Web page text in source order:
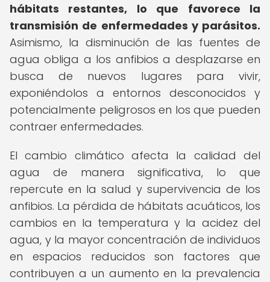
hábitats restantes, lo que favorece la
transmisión de enfermedades y parásitos.
Asimismo, la disminución de las fuentes de
agua obliga a los anfibios a desplazarse en
busca de nuevos lugares para vivir,
exponiéndolos a entornos desconocidos y
potencialmente peligrosos en los que pueden
contraer enfermedades.
El cambio climático afecta la calidad del
agua de manera significativa, lo que
repercute en la salud y supervivencia de los
anfibios. La pérdida de hábitats acuáticos, los
cambios en la temperatura y la acidez del
agua, y la mayor concentración de individuos
en espacios reducidos son factores que
contribuyen a un aumento en la prevalencia